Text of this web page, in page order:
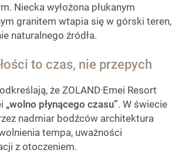
Niecka wyłożona płukanym
granitem wtapia się w górski teren,
naturalnego źródła.
to czas, nie przepych
że ZOLAND·Emei Resort
„wolno płynącego czasu”. W świecie
nadmiar bodźców architektura
tempa, uważności
z otoczeniem.